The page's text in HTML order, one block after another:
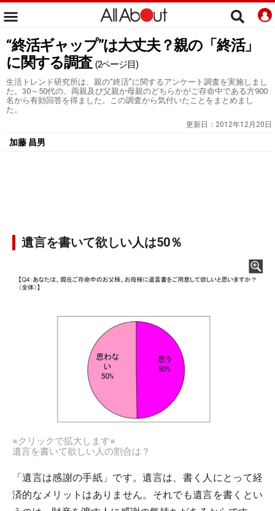
“終活ギャップ”は大丈夫？親の「終活」
に関する調査 (2ページ目)
生活トレンド研究所は、親の“終活”に関するアンケート調査を実施しまし
た。30～50代の、両親及び父親か母親のどちらかがご存命中である方900
名から有効回答を得ました。この調査から気付いたことをまとめまし
た。
更新日： 2012年12月20日
加藤 昌男
遺言を書いて欲しい人は50％
※クリックで拡大します※
遺言を書いて欲しい人の割合は？
「遺言は感謝の手紙」です。遺言は、書く人にとって経
済的なメリットはありません。それでも遺言を書くとい